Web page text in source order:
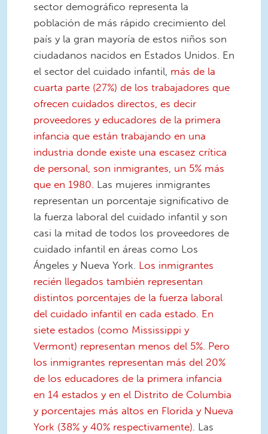
sector demográfico representa la
población de más rápido crecimiento del
país y la gran mayoría de estos niños son
ciudadanos nacidos en Estados Unidos. En
el sector del cuidado infantil, más de la
cuarta parte (27%) de los trabajadores que
ofrecen cuidados directos, es decir
proveedores y educadores de la primera
infancia que están trabajando en una
industria donde existe una escasez crítica
de personal, son inmigrantes, un 5% más
que en 1980. Las mujeres inmigrantes
representan un porcentaje significativo de
la fuerza laboral del cuidado infantil y son
casi la mitad de todos los proveedores de
cuidado infantil en áreas como Los
Ángeles y Nueva York. Los inmigrantes
recién llegados también representan
distintos porcentajes de la fuerza laboral
del cuidado infantil en cada estado. En
siete estados (como Mississippi y
Vermont) representan menos del 5%. Pero
los inmigrantes representan más del 20%
de los educadores de la primera infancia
en 14 estados y en el Distrito de Columbia
y porcentajes más altos en Florida y Nueva
York (38% y 40% respectivamente). Las